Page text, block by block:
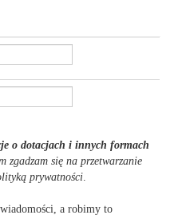
o dotacjach i innych formach
zgadzam się na przetwarzanie
prywatności.
a robimy to